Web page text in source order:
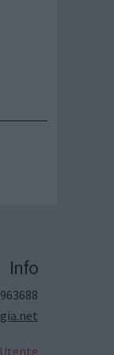
Info